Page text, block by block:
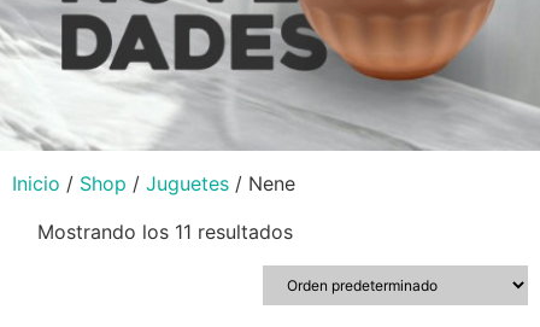
Inicio / Shop / Juguetes / Nene
Mostrando los 11 resultados